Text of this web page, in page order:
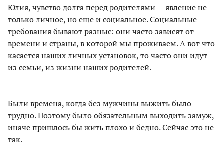
Юлия, чувство долга перед родителями — явление не
только личное, но еще и социальное. Социальные
требования бывают разные: они часто зависят от
времени и страны, в которой мы проживаем. А вот что
касается наших личных установок, то часто они идут
из семьи, из жизни наших родителей.
Были времена, когда без мужчины выжить было
трудно. Поэтому было обязательным выходить замуж,
иначе пришлось бы жить плохо и бедно. Сейчас это не
так.